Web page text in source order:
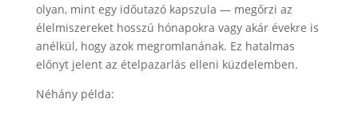
olyan, mint egy időutazó kapszula — megőrzi az
élelmiszereket hosszú hónapokra vagy akár évekre is
anélkül, hogy azok megromlanának. Ez hatalmas
előnyt jelent az ételpazarlás elleni küzdelemben.
Néhány példa: